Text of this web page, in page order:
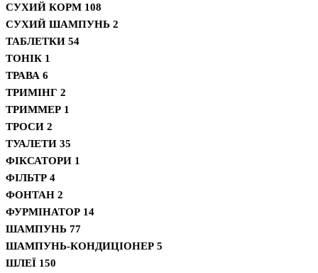
СУХИЙ КОРМ 108
СУХИЙ ШАМПУНЬ 2
ТАБЛЕТКИ 54
ТОНІК 1
ТРАВА 6
ТРИМІНГ 2
ТРИММЕР 1
ТРОСИ 2
ТУАЛЕТИ 35
ФІКСАТОРИ 1
ФІЛЬТР 4
ФОНТАН 2
ФУРМІНАТОР 14
ШАМПУНЬ 77
ШАМПУНЬ-КОНДИЦІОНЕР 5
ШЛЕЇ 150